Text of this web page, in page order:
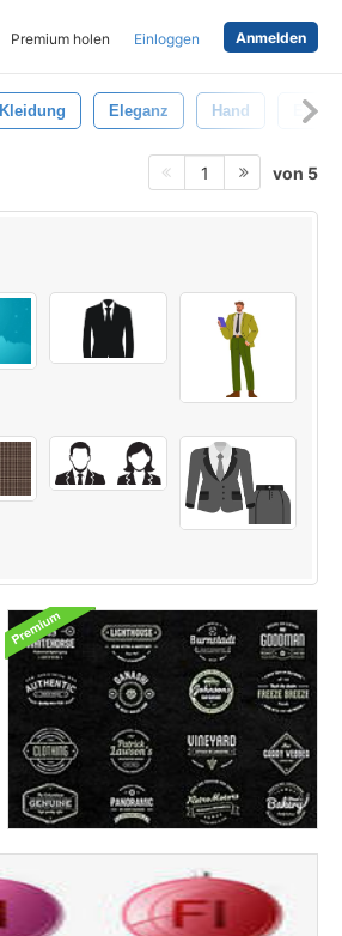
Premium holen Einloggen Anmelden
Kleidung Eleganz Hand Event
1 von 5